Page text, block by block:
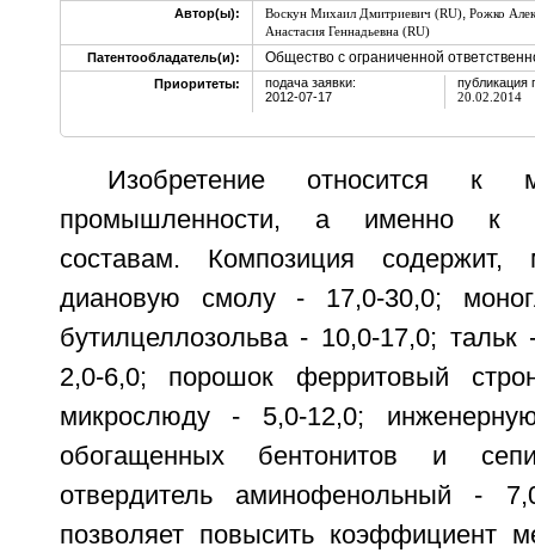
Автор(ы): Воскун Михаил Дмитриевич (RU), Рожко
Анастасия Геннадьевна (RU)
Патентообладатель(и):
Общество с ограниченной
Приоритеты:
подача заявки:
2012-07-17
публикация
20.02.2014
Изобретение относится к
промышленности, а именно к
составам. Композиция содержит,
диановую смолу - 17,0-30,0;
бутилцеллозольва - 10,0-17,0;
2,0-6,0; порошок ферритовый
микрослюду - 5,0-12,0;
обогащенных бентонитов и
отвердитель аминофенольный -
позволяет повысить коэффициент